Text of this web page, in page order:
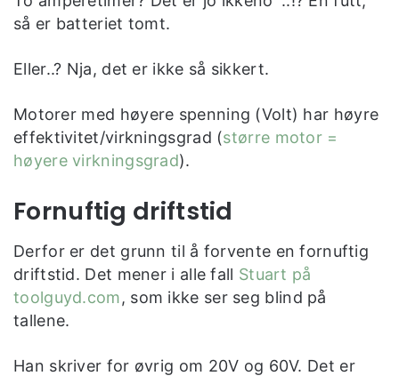
så er batteriet tomt.
Eller..? Nja, det er ikke så sikkert.
Motorer med høyere spenning (Volt) har høyre
effektivitet/virkningsgrad (større motor =
høyere virkningsgrad).
Fornuftig driftstid
Derfor er det grunn til å forvente en fornuftig
driftstid. Det mener i alle fall Stuart på
toolguyd.com, som ikke ser seg blind på
tallene.
Han skriver for øvrig om 20V og 60V. Det er